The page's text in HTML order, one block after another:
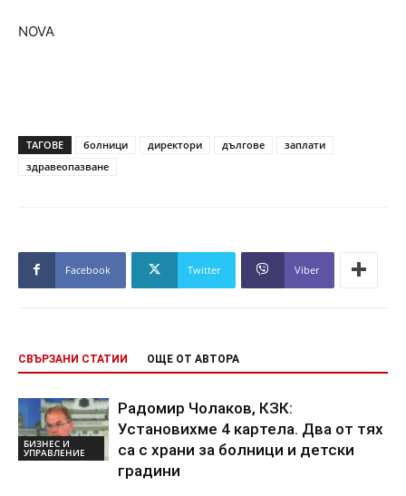
NOVA
ТАГОВЕ болници директори дългове
заплати
здравеопазване
Facebook Twitter Viber
СВЪРЗАНИ СТАТИИ ОЩЕ ОТ АВТОРА
БИЗНЕС И
УПРАВЛЕНИЕ
Радомир Чолаков, КЗК:
Установихме 4 картела. Два от тях
са с храни за болници и детски
градини